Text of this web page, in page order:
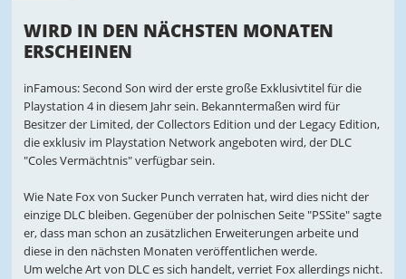
WIRD IN DEN NÄCHSTEN MONATEN
ERSCHEINEN
inFamous: Second Son wird der erste große Exklusivtitel für die
Playstation 4 in diesem Jahr sein. Bekanntermaßen wird für
Besitzer der Limited, der Collectors Edition und der Legacy Edition,
die exklusiv im Playstation Network angeboten wird, der DLC
"Coles Vermächtnis" verfügbar sein.
Wie Nate Fox von Sucker Punch verraten hat, wird dies nicht der
einzige DLC bleiben. Gegenüber der polnischen Seite "PSSite" sagte
er, dass man schon an zusätzlichen Erweiterungen arbeite und
diese in den nächsten Monaten veröffentlichen werde.
Um welche Art von DLC es sich handelt, verriet Fox allerdings nicht.